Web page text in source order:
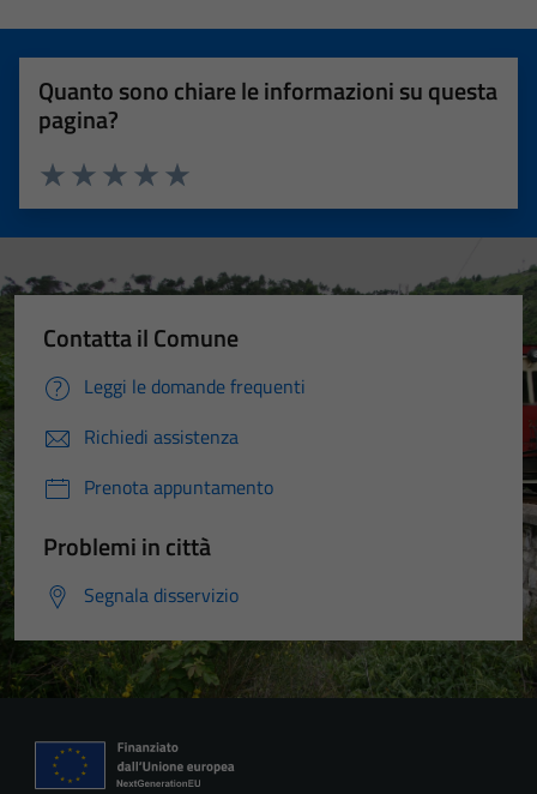
Quanto sono chiare le informazioni su questa
pagina?
Valuta 5 stelle su 5
Valuta 4 stelle su 5
Valuta 3 stelle su 5
Valuta 2 stelle su 5
Valuta 1 stelle su 5
Contatta il Comune
Leggi le domande frequenti
Richiedi assistenza
Prenota appuntamento
Problemi in città
Segnala disservizio